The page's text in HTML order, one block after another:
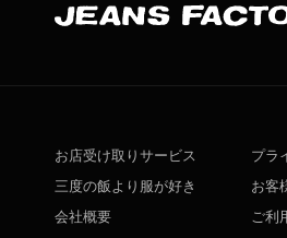
お店受け取りサービス
三度の飯より服が好き
会社概要
プラ
お客
ご利